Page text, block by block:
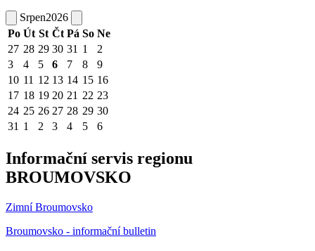
Srpen2026
Po Út St Čt Pá So Ne
27 28 29 30 31 1
2
3
4 5 6 7 8
9
10 11 12 13 14 15 16
17 18 19 20 21 22 23
24 25 26 27 28 29 30
31 1 2 3 4 5 6
Informační servis regionu
BROUMOVSKO
Zimní Broumovsko
Broumovsko - informační bulletin